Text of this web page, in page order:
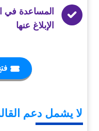
المساعدة في
الإبلاغ عنها
لا يشملدعم